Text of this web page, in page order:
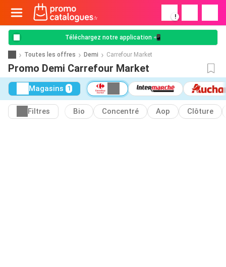
!
Téléchargez notre application 📲
Toutes les offres Demi Carrefour Market
Promo Demi Carrefour Market
Magasins 1
Filtres Bio Concentré Aop Clôture